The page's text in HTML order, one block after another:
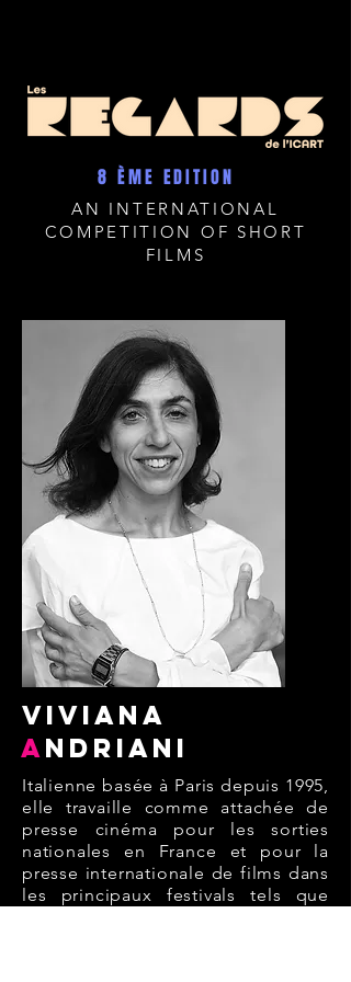
8 ÈME EDITION
AN INTERNATIONAL
COMPETITION OF SHORT
FILMS
viviana
Andriani
Italienne basée à Paris depuis 1995,
elle travaille comme attachée de
presse cinéma pour les sorties
nationales en France et pour la
presse internationale de films dans
les principaux festivals tels que